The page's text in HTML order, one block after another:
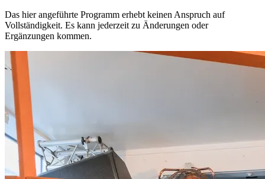
Das hier angeführte Programm erhebt keinen Anspruch auf
Vollständigkeit. Es kann jederzeit zu Änderungen oder
Ergänzungen kommen.